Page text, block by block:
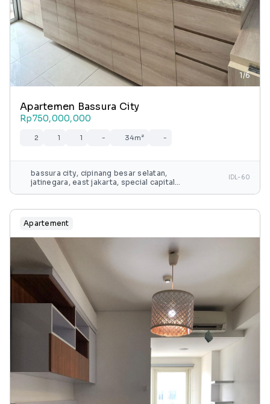
1/6
Apartemen Bassura City
Rp750,000,000
2 1 1 - 34m² -
bassura city, cipinang besar selatan,
jatinegara, east jakarta, special capital
IDL-60
Apartement